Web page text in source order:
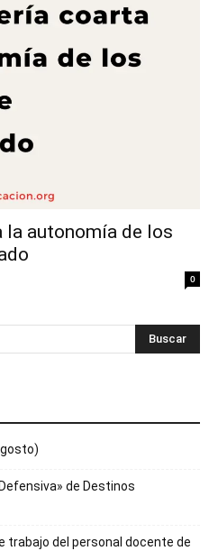
la autonomía de los
0
de Destinos
trabajo del personal docente de